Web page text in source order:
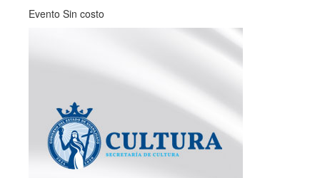
Evento Sin costo